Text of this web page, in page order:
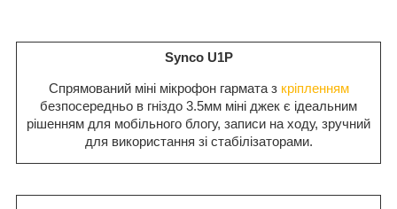
Synco U1P
Спрямований міні мікрофон гармата з кріпленням
безпосередньо в гніздо 3.5мм міні джек є ідеальним
рішенням для мобільного блогу, записи на ходу, зручний
для використання зі стабілізаторами.